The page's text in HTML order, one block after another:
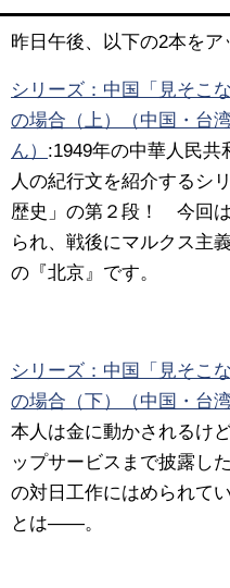
昨日午後、以下の2本をア
シリーズ：中国「見そこ
の場合（上）（中国・台
ん） :1949年の中華人民共
人の紀行文を紹介するシ
歴史」の第２段！ 今回
られ、戦後にマルクス主
の『北京』です。
シリーズ：中国「見そこ
の場合（下）（中国・台
本人は金に動かされるけ
ップサービスまで披露し
の対日工作にはめられて
とは――。